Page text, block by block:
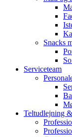
Snacks
Serviceteam
Teltudlejning